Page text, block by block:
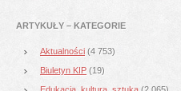
ARTYKUŁY – KATEGORIE
Aktualności (4 753)
Biuletyn KIP (19)